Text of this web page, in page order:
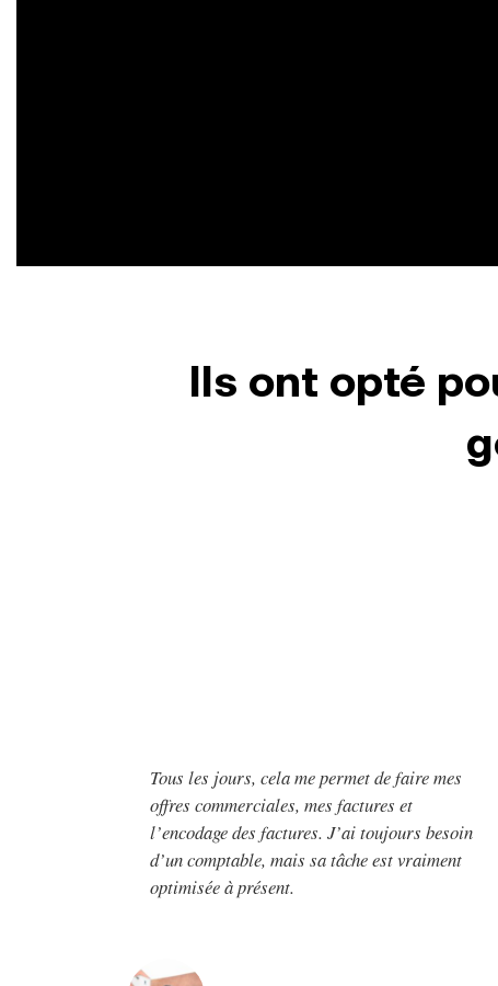
Ils ont opté
Tous les jours, cela me permet de faire mes
offres commerciales, mes factures et
l’encodage des factures. J’ai toujours besoin
d’un comptable, mais sa tâche est vraiment
optimisée à présent.